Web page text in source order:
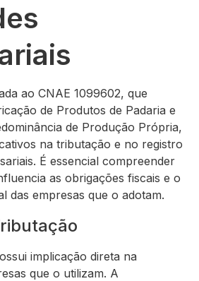
ao CNAE 1099602, que
de Produtos de Padaria e
de Produção Própria,
na tributação e no registro
É essencial compreender
as obrigações fiscais e o
das empresas que o adotam.
implicação direta na
que o utilizam. A